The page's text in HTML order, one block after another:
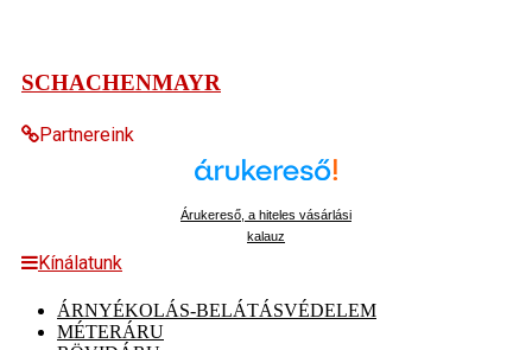
SCHACHENMAYR
Partnereink
Árukereső, a hiteles vásárlási
kalauz
Kínálatunk
ÁRNYÉKOLÁS-BELÁTÁSVÉDELEM
MÉTERÁRU